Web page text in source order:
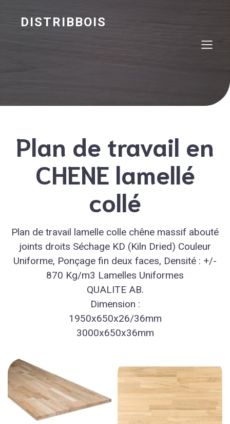
DISTRIBBOIS
Plan de travail en
CHENE lamellé
collé
Plan de travail lamelle colle chêne massif abouté
joints droits Séchage KD (Kiln Dried) Couleur
Uniforme, Ponçage fin deux faces, Densité : +/-
870 Kg/m3 Lamelles Uniformes
QUALITE AB.
Dimension :
1950x650x26/36mm
3000x650x36mm